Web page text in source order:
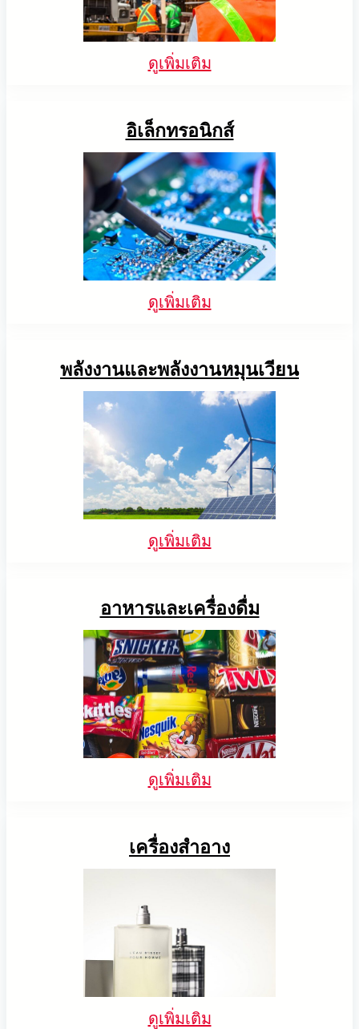
การซีลแผงตัวถังรถยนต์ด้วยหุ่นยนต์นำทาง
และประสิทธิภาพในการผลิตยานยนต์
การจัดการสินค้าคงคลังด้วย AR + AI
การจัดการสินค้าคงคลังอัจฉริยะ AR + AI ช่วยเพิ่มความ
ค้นพบวิธีที่โซลูชันการหยิบชิ้นงานจากถังอัตโนมัติของ
เรา AccuPick สามารถตรวจจับ, หยิบ, และวางวัตถุ
โปร่งใสได้อย่างรวดเร็ว, แม่นยำ, และมีประสิทธิภาพ
ดูเพิ่มเติม
อิเล็กทรอนิกส์
ดูเพิ่มเติม
พลังงานและพลังงานหมุนเวียน
ดูเพิ่มเติม
อาหารและเครื่องดื่ม
ดูเพิ่มเติม
เครื่องสำอาง
ดูเพิ่มเติม